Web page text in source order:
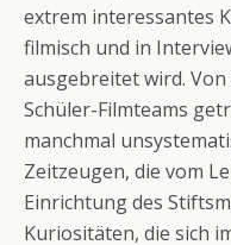
extrem interessantes
filmisch und in
ausgebreitet wird.
Schüler-Filmteams
manchmal
Zeitzeugen, die vom
Einrichtung des
Kuriositäten, die sich